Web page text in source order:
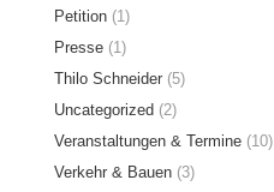
Petition (1)
Presse (1)
Thilo Schneider (5)
Uncategorized (2)
Veranstaltungen & Termine (10)
Verkehr & Bauen (3)